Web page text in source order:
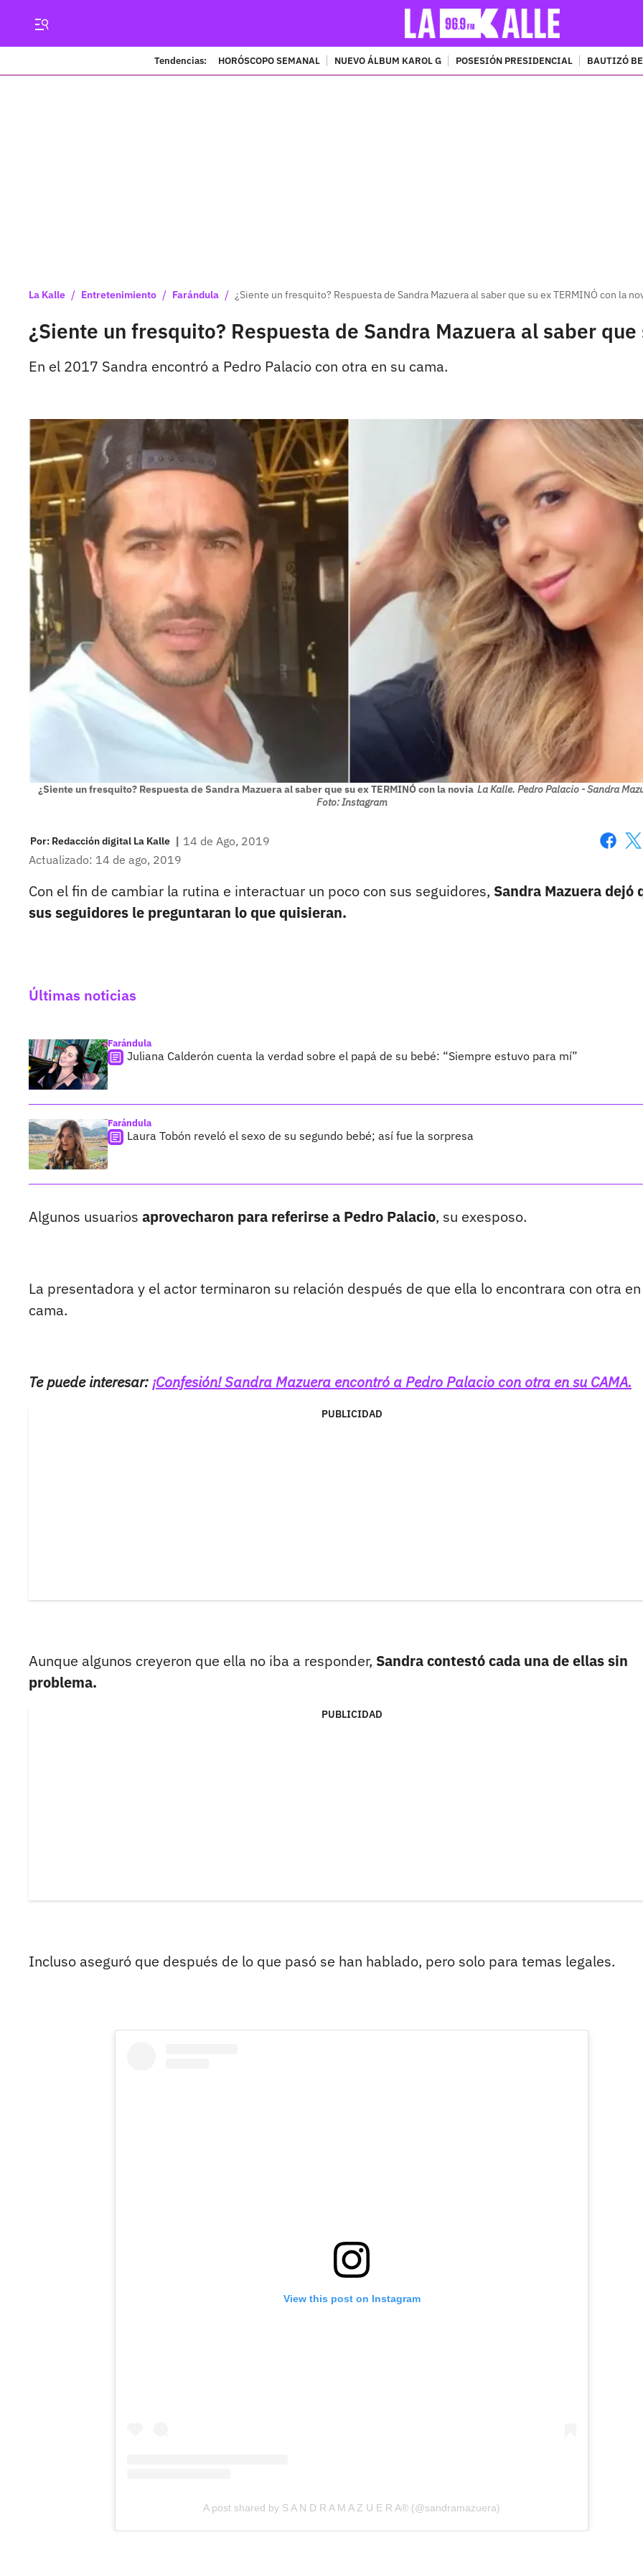
Tendencias: HORÓSCOPO SEMANAL NUEVO ÁLBUM KAROL G POSESIÓN PRESIDENCIAL BAUTIZÓ
La Kalle / Entretenimiento / Farándula / ¿Siente un fresquito? Respuesta de Sandra Mazuera al saber que su ex TERMINÓ con la
¿Siente un fresquito? Respuesta de Sandra Mazuera al saber
En el 2017 Sandra encontró a Pedro Palacio con otra en su cama.
¿Siente un fresquito? Respuesta de Sandra Mazuera al saber que su ex TERMINÓ con la novia La Kalle. Pedro Palacio - Sandra
Foto: Instagram
Por: Redacción digital La Kalle | 14 de Ago, 2019
Actualizado: 14 de ago, 2019
Con el fin de cambiar la rutina e interactuar un poco con sus seguidores, Sandra Mazuera dejó
sus seguidores le preguntaran lo que quisieran.
Últimas noticias
Farándula
Juliana Calderón cuenta la verdad sobre el papá de su bebé: “Siempre estuvo para mí”
Farándula
Laura Tobón reveló el sexo de su segundo bebé; así fue la sorpresa
Algunos usuarios aprovecharon para referirse a Pedro Palacio, su exesposo.
La presentadora y el actor terminaron su relación después de que ella lo encontrara con otra
cama.
Te puede interesar: ¡Confesión! Sandra Mazuera encontró a Pedro Palacio con otra en su CAMA.
PUBLICIDAD
Aunque algunos creyeron que ella no iba a responder, Sandra contestó cada una de ellas sin
problema.
PUBLICIDAD
Incluso aseguró que después de lo que pasó se han hablado, pero solo para temas legales.
View this post on Instagram
A post shared by S A N D R A M A Z U E R A® (@sandramazuera)